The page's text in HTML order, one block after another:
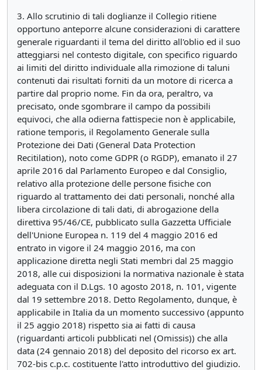
3. Allo scrutinio di tali doglianze il Collegio ritiene
opportuno anteporre alcune considerazioni di carattere
generale riguardanti il tema del diritto all'oblio ed il suo
atteggiarsi nel contesto digitale, con specifico riguardo
ai limiti del diritto individuale alla rimozione di taluni
contenuti dai risultati forniti da un motore di ricerca a
partire dal proprio nome. Fin da ora, peraltro, va
precisato, onde sgombrare il campo da possibili
equivoci, che alla odierna fattispecie non è applicabile,
ratione temporis, il Regolamento Generale sulla
Protezione dei Dati (General Data Protection
Recitilation), noto come GDPR (o RGDP), emanato il 27
aprile 2016 dal Parlamento Europeo e dal Consiglio,
relativo alla protezione delle persone fisiche con
riguardo al trattamento dei dati personali, nonché alla
libera circolazione di tali dati, di abrogazione della
direttiva 95/46/CE, pubblicato sulla Gazzetta Ufficiale
dell'Unione Europea n. 119 del 4 maggio 2016 ed
entrato in vigore il 24 maggio 2016, ma con
applicazione diretta negli Stati membri dal 25 maggio
2018, alle cui disposizioni la normativa nazionale è stata
adeguata con il D.Lgs. 10 agosto 2018, n. 101, vigente
dal 19 settembre 2018. Detto Regolamento, dunque, è
applicabile in Italia da un momento successivo (appunto
il 25 aggio 2018) rispetto sia ai fatti di causa
(riguardanti articoli pubblicati nel (Omissis)) che alla
data (24 gennaio 2018) del deposito del ricorso ex art.
702-bis c.p.c. costituente l'atto introduttivo del giudizio.